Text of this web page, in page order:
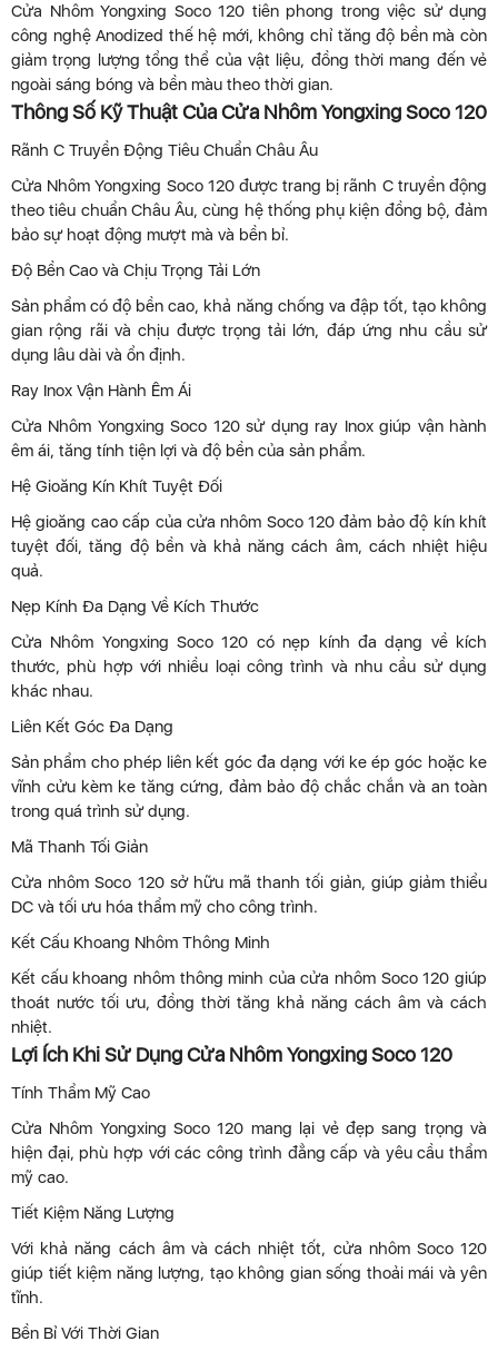
Cửa Nhôm Yongxing Soco 120 tiên phong trong việc sử dụng
công nghệ Anodized thế hệ mới, không chỉ tăng độ bền mà còn
giảm trọng lượng tổng thể của vật liệu, đồng thời mang đến vẻ
ngoài sáng bóng và bền màu theo thời gian.
Thông Số Kỹ Thuật Của Cửa Nhôm Yongxing Soco 120
Rãnh C Truyền Động Tiêu Chuẩn Châu Âu
Cửa Nhôm Yongxing Soco 120 được trang bị rãnh C truyền động
theo tiêu chuẩn Châu Âu, cùng hệ thống phụ kiện đồng bộ, đảm
bảo sự hoạt động mượt mà và bền bỉ.
Độ Bền Cao và Chịu Trọng Tải Lớn
Sản phẩm có độ bền cao, khả năng chống va đập tốt, tạo không
gian rộng rãi và chịu được trọng tải lớn, đáp ứng nhu cầu sử
dụng lâu dài và ổn định.
Ray Inox Vận Hành Êm Ái
Cửa Nhôm Yongxing Soco 120 sử dụng ray Inox giúp vận hành
êm ái, tăng tính tiện lợi và độ bền của sản phẩm.
Hệ Gioăng Kín Khít Tuyệt Đối
Hệ gioăng cao cấp của cửa nhôm Soco 120 đảm bảo độ kín khít
tuyệt đối, tăng độ bền và khả năng cách âm, cách nhiệt hiệu
quả.
Nẹp Kính Đa Dạng Về Kích Thước
Cửa Nhôm Yongxing Soco 120 có nẹp kính đa dạng về kích
thước, phù hợp với nhiều loại công trình và nhu cầu sử dụng
khác nhau.
Liên Kết Góc Đa Dạng
Sản phẩm cho phép liên kết góc đa dạng với ke ép góc hoặc ke
vĩnh cửu kèm ke tăng cứng, đảm bảo độ chắc chắn và an toàn
trong quá trình sử dụng.
Mã Thanh Tối Giản
Cửa nhôm Soco 120 sở hữu mã thanh tối giản, giúp giảm thiểu
DC và tối ưu hóa thẩm mỹ cho công trình.
Kết Cấu Khoang Nhôm Thông Minh
Kết cấu khoang nhôm thông minh của cửa nhôm Soco 120 giúp
thoát nước tối ưu, đồng thời tăng khả năng cách âm và cách
nhiệt.
Lợi Ích Khi Sử Dụng Cửa Nhôm Yongxing Soco 120
Tính Thẩm Mỹ Cao
Cửa Nhôm Yongxing Soco 120 mang lại vẻ đẹp sang trọng và
hiện đại, phù hợp với các công trình đẳng cấp và yêu cầu thẩm
mỹ cao.
Tiết Kiệm Năng Lượng
Với khả năng cách âm và cách nhiệt tốt, cửa nhôm Soco 120
giúp tiết kiệm năng lượng, tạo không gian sống thoải mái và yên
tĩnh.
Bền Bỉ Với Thời Gian